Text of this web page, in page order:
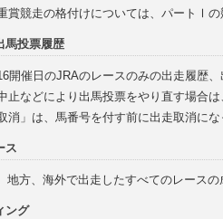
賞競走の格付けについては、パートⅠの
馬投票履歴
開催日のJRAのレースのみの出走履歴、
止などにより出馬投票をやり直す場合は
消」は、馬番号を付す前に出走取消にな
ス
地方、海外で出走したすべてのレース
ング